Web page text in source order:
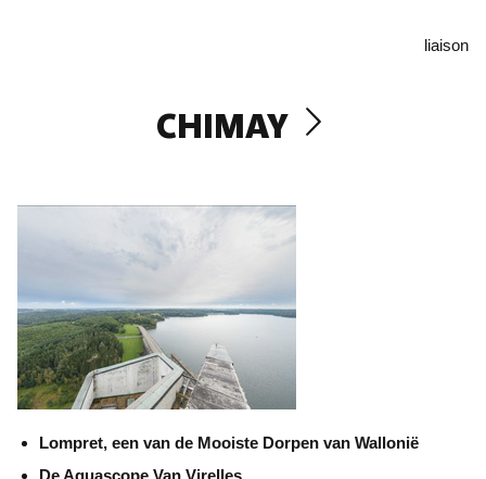
liaison
CHIMAY
Lompret, een van de Mooiste Dorpen van Wallonië
De Aquascope Van Virelles